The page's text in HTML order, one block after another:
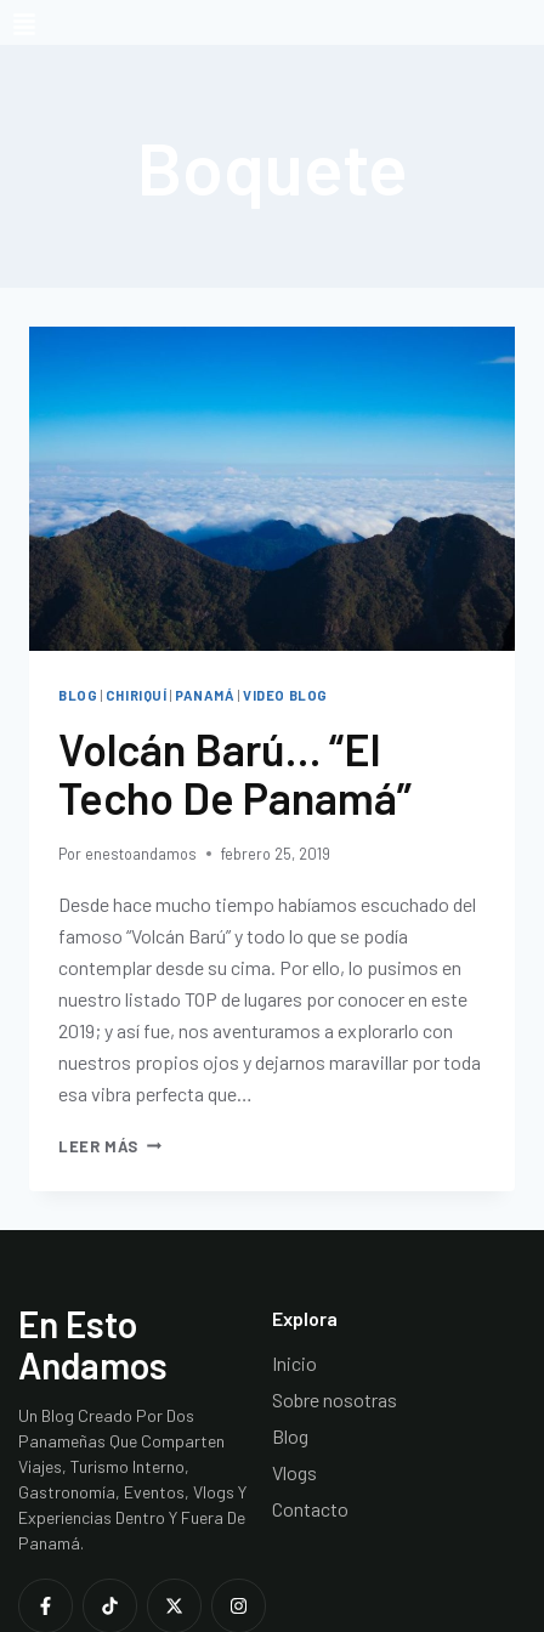
BLOG | CHIRIQUÍ | PANAMÁ |VIDEO BLOG
Volcán Barú… “El
Techo De Panamá”
Por enestoandamos febrero 25, 2019
Desde hace mucho tiempo habíamos escuchado del
famoso “Volcán Barú” y todo lo que se podía
contemplar desde su cima. Por ello, lo pusimos en
nuestro listado TOP de lugares por conocer en este
2019; y así fue, nos aventuramos a explorarlo con
nuestros propios ojos y dejarnos maravillar por toda
esa vibra perfecta que…
LEER MÁS
En Esto
Andamos
Un Blog Creado Por Dos
Panameñas Que Comparten
Viajes, Turismo Interno,
Gastronomía, Eventos, Vlogs Y
Experiencias Dentro Y Fuera De
Panamá.
Explora
Inicio
Sobre nosotras
Blog
Vlogs
Contacto